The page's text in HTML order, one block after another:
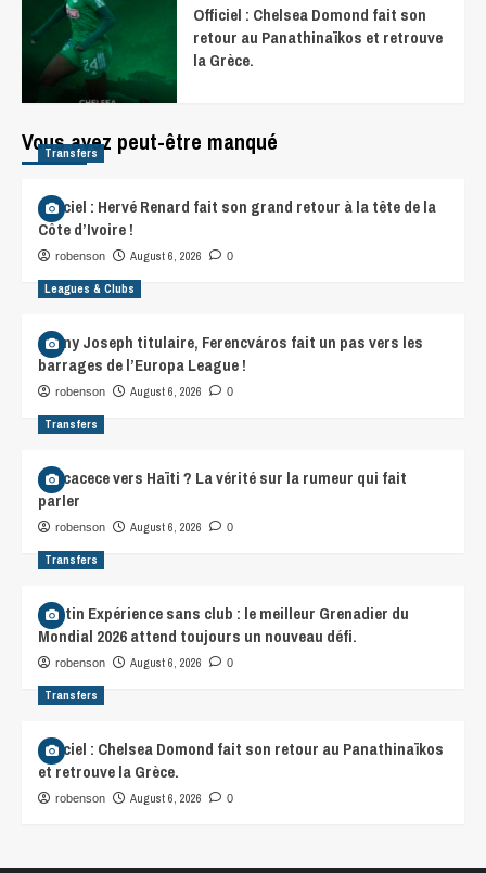
Officiel : Chelsea Domond fait son
retour au Panathinaïkos et retrouve
la Grèce.
Vous avez peut-être manqué
Transfers
Officiel : Hervé Renard fait son grand retour à la tête de la
Côte d’Ivoire !
robenson August 6, 2026 0
Leagues & Clubs
Lenny Joseph titulaire, Ferencváros fait un pas vers les
barrages de l’Europa League !
robenson August 6, 2026 0
Transfers
Beccacece vers Haïti ? La vérité sur la rumeur qui fait
parler
robenson August 6, 2026 0
Transfers
Martin Expérience sans club : le meilleur Grenadier du
Mondial 2026 attend toujours un nouveau défi.
robenson August 6, 2026 0
Transfers
Officiel : Chelsea Domond fait son retour au Panathinaïkos
et retrouve la Grèce.
robenson August 6, 2026 0